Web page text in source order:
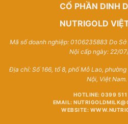
CỔ PHẦN DINH
NUTRIGOLD
Mã số doanh nghiệp: 0106235883 Do
Nội cấp ngày: 22/
Địa chỉ: Số 166, tổ 8, phố Mỗ Lao,
Nội, Việt Nam.
HOTLINE: 0399
EMAIL:
WEBSITE: